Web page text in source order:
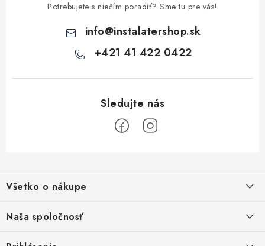
Potrebujete s niečím poradiť? Sme tu pre vás!
info@instalatershop.sk
+421 41 422 0422
p
ä
Všetko o nákupe
Naša spoločnosť
SHOWROOM - poradňa pre vaše projekty